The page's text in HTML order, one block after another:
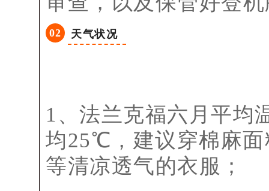
02 天气状况
1、法兰克福六月平
均25℃，建议穿棉麻
等清凉透气的衣服；